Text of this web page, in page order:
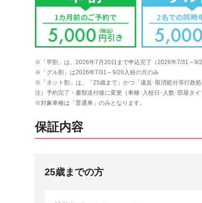
※「早割」は、2026年7月20日まで申込完了（2026年7/31～9/
※「グル割」は2026年7/31～9/20入校の方のみ
※「ネット割」は、「25歳まで」かつ「違反･取消処分等行政
注）予約完了・書類送付後に変更（車種･入校日･人数･部屋タ
※対象車種は「普通車」のみとなります。
保証内容
25歳までの方